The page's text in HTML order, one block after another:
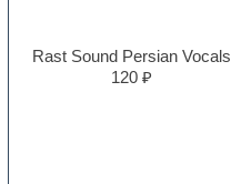
Rast Sound Persian Vocals
120 ₽